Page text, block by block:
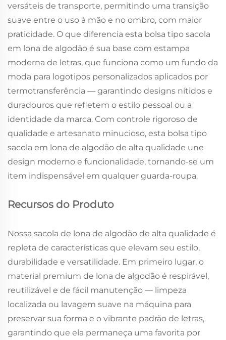
versáteis de transporte, permitindo uma transição
suave entre o uso à mão e no ombro, com maior
praticidade. O que diferencia esta bolsa tipo sacola
em lona de algodão é sua base com estampa
moderna de letras, que funciona como um fundo da
moda para logotipos personalizados aplicados por
termotransferência — garantindo designs nítidos e
duradouros que refletem o estilo pessoal ou a
identidade da marca. Com controle rigoroso de
qualidade e artesanato minucioso, esta bolsa tipo
sacola em lona de algodão de alta qualidade une
design moderno e funcionalidade, tornando-se um
item indispensável em qualquer guarda-roupa.
Recursos do Produto
Nossa sacola de lona de algodão de alta qualidade é
repleta de características que elevam seu estilo,
durabilidade e versatilidade. Em primeiro lugar, o
material premium de lona de algodão é respirável,
reutilizável e de fácil manutenção — limpeza
localizada ou lavagem suave na máquina para
preservar sua forma e o vibrante padrão de letras,
garantindo que ela permaneça uma favorita por